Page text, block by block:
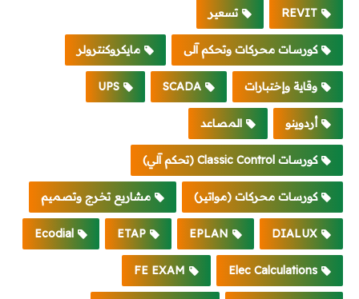
REVIT تسعير
كورسات محركات وتحكم آلى مايكروكنترولر
وقاية وإختبارات SCADA
UPS
أردوينو المصاعد
كورسات Classic Control (تحكم آلي)
كورسات محركات (مواتير) مشاريع تخرج وتصميم
DIALUX
EPLAN
ETAP
Ecodial
Elec Calculations
FE EXAM